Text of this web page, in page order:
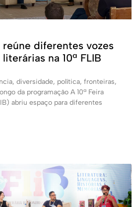
reúne diferentes vozes
na 10ª FLIB
diversidade, política, fronteiras,
da programação A 10ª Feira
abriu espaço para diferentes